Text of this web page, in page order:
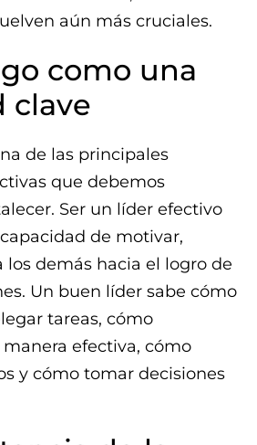
aún más cruciales.
como una
clave
de las principales
que debemos
Ser un líder efectivo
de motivar,
los demás hacia el logro de
Un buen líder sabe cómo
tareas, cómo
efectiva, cómo
y cómo tomar decisiones